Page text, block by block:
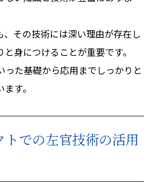
、その技術には深い理由が存在し
身につけることが重要です。
った基礎から応用までしっかりと
す。
トでの左官技術の活用